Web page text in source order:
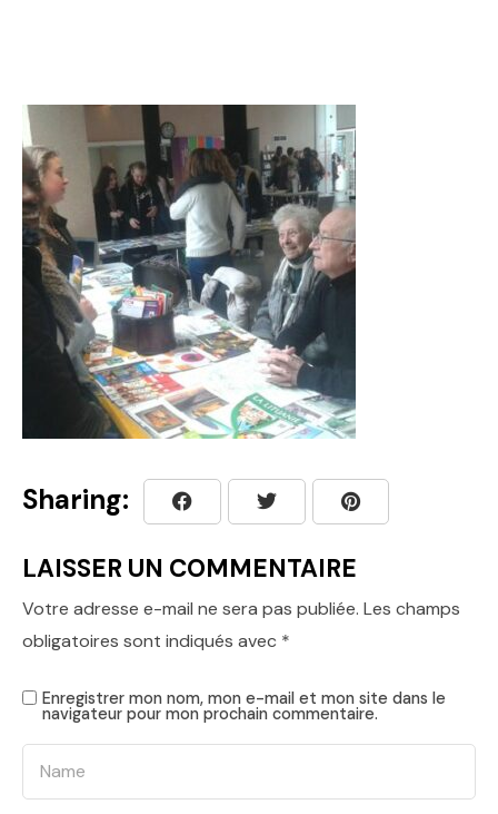
Sharing:
LAISSER UN COMMENTAIRE
Votre adresse e-mail ne sera pas publiée. Les champs
obligatoires sont indiqués avec *
Enregistrer mon nom, mon e-mail et mon site dans le
navigateur pour mon prochain commentaire.